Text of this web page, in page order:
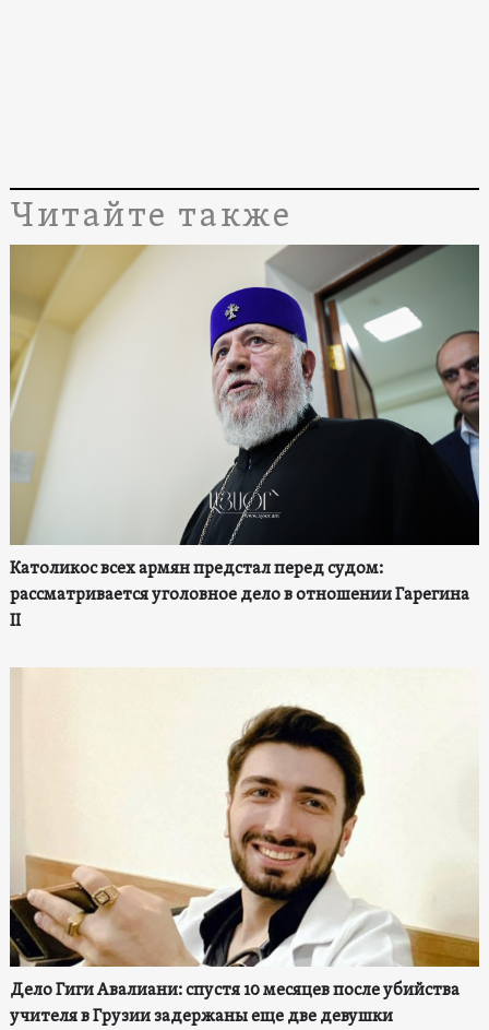
Читайте также
Католикос всех армян предстал перед судом:
рассматривается уголовное дело в отношении Гарегина
II
Дело Гиги Авалиани: спустя 10 месяцев после убийства
учителя в Грузии задержаны еще две девушки